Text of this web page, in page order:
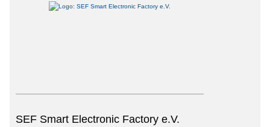
SEF Smart Electronic Factory e.V.